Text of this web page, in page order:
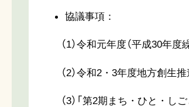
協議事項：
（1）令和元年度（平成30年
（2）令和2・3年度地方創生
（3）「第2期まち・ひと・し